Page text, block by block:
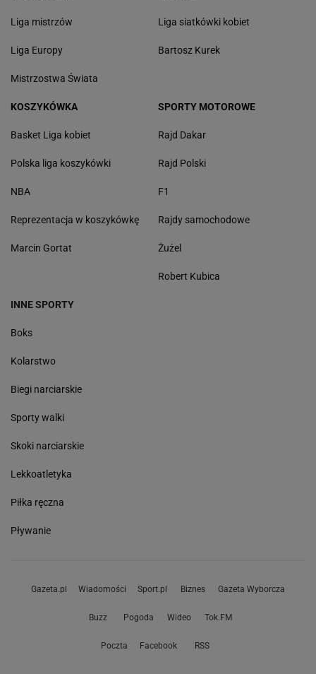
Liga mistrzów
Liga Europy
Mistrzostwa Świata
Liga siatkówki kobiet
Bartosz Kurek
KOSZYKÓWKA
Basket Liga kobiet
Polska liga koszykówki
NBA
Reprezentacja w koszykówkę
Marcin Gortat
SPORTY MOTOROWE
Rajd Dakar
Rajd Polski
F1
Rajdy samochodowe
Żużel
Robert Kubica
INNE SPORTY
Boks
Kolarstwo
Biegi narciarskie
Sporty walki
Skoki narciarskie
Lekkoatletyka
Piłka ręczna
Pływanie
Gazeta.pl Wiadomości Sport.pl Biznes Gazeta Wyborcza
Buzz Pogoda Wideo Tok.FM
Poczta Facebook RSS